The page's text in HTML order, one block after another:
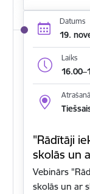
Datums
19.
Laiks
"Rādītāji
skolās un
Vebinārs
skolās un ar